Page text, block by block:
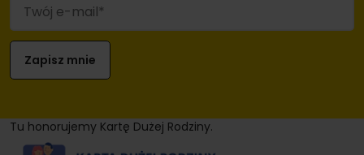
Tu honorujemy Kartę Dużej Rodziny.